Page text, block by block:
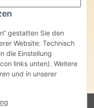
gestatten Sie den
Website: Technisch
die Einstellung
links unten). Weitere
und in unserer
mental-geistig) einzelner
anerkannt oder
gemachten Angaben
und langjähriger
den Besuch beim Arzt
Auch
keine Diagnose- oder